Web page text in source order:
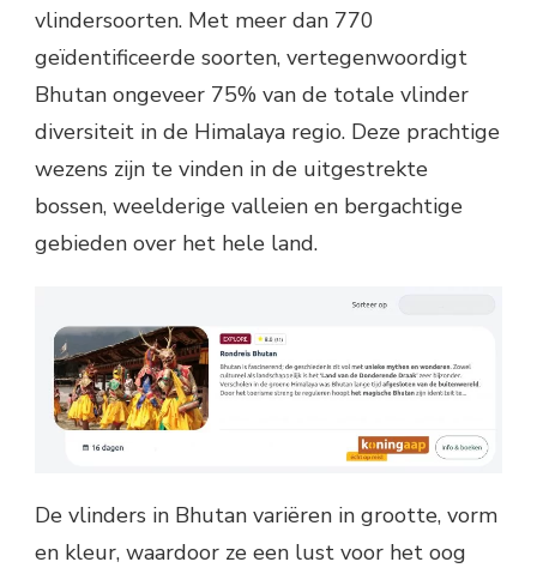
vlindersoorten. Met meer dan 770
geïdentificeerde soorten, vertegenwoordigt
Bhutan ongeveer 75% van de totale vlinder
diversiteit in de Himalaya regio. Deze prachtige
wezens zijn te vinden in de uitgestrekte
bossen, weelderige valleien en bergachtige
gebieden over het hele land.
De vlinders in Bhutan variëren in grootte, vorm
en kleur, waardoor ze een lust voor het oog